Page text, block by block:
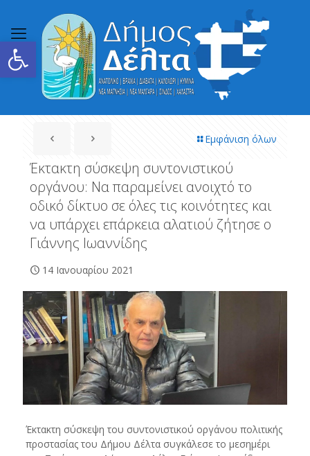
Ανοίξτε τη γραμμή εργαλείων
Εμφάνιση όλων
Έκτακτη σύσκεψη συντονιστικού
οργάνου: Να παραμείνει ανοιχτό το
οδικό δίκτυο σε όλες τις κοινότητες και
να υπάρχει επάρκεια αλατιού ζήτησε ο
Γιάννης Ιωαννίδης
14 Ιανουαρίου 2021
Έκτακτη σύσκεψη του συντονιστικού οργάνου πολιτικής
προστασίας του Δήμου Δέλτα συγκάλεσε το μεσημέρι